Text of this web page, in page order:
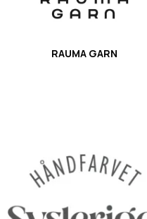
RAUMA GARN